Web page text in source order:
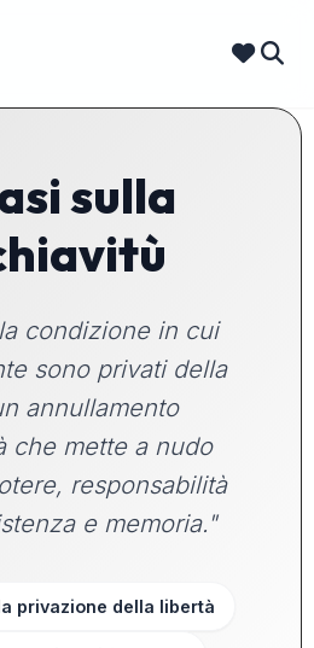
sulla
condizione in cui
sono privati della
annullamento
che mette a nudo
responsabilità
e memoria."
privazione della libertà